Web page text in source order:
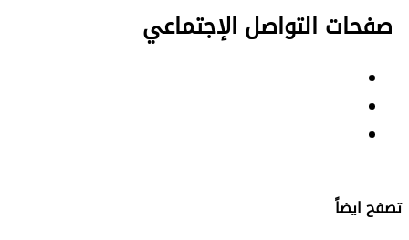
صفحات التواصل الإجتماعي
تصفح ايضاً